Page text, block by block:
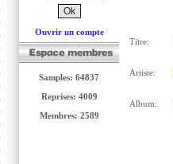
Ouvrir un compte
Samples: 64837
Reprises: 4009
Membres: 2589
Titre:
Artiste:
Album: